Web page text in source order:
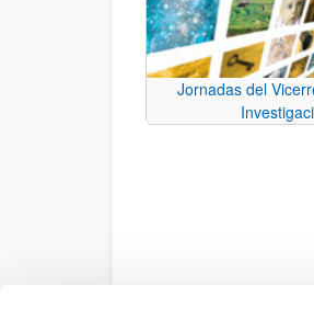
Jornadas del